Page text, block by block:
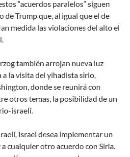
“acuerdos paralelos” siguen
de Trump que, al igual que el de
medida las violaciones del alto el
también arrojan nueva luz
la visita del yihadista sirio,
donde se reunirá con
otros temas, la posibilidad de un
israelí.
Israel desea implementar un
cualquier otro acuerdo con Siria.